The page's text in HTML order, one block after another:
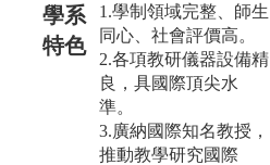
學系
特色
1.學制領域完整、師生
同心、社會評價高。
2.各項教研儀器設備精
良，具國際頂尖水
準。
3.廣納國際知名教授，
推動教學研究國際